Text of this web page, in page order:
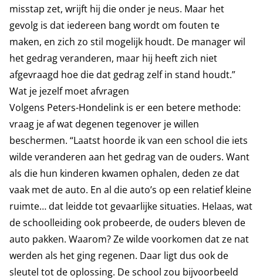
misstap zet, wrijft hij die onder je neus. Maar het
gevolg is dat iedereen bang wordt om fouten te
maken, en zich zo stil mogelijk houdt. De manager wil
het gedrag veranderen, maar hij heeft zich niet
afgevraagd hoe die dat gedrag zelf in stand houdt.”
Wat je jezelf moet afvragen
Volgens Peters-Hondelink is er een betere methode:
vraag je af wat degenen tegenover je willen
beschermen. “Laatst hoorde ik van een school die iets
wilde veranderen aan het gedrag van de ouders. Want
als die hun kinderen kwamen ophalen, deden ze dat
vaak met de auto. En al die auto’s op een relatief kleine
ruimte… dat leidde tot gevaarlijke situaties. Helaas, wat
de schoolleiding ook probeerde, de ouders bleven de
auto pakken. Waarom? Ze wilde voorkomen dat ze nat
werden als het ging regenen. Daar ligt dus ook de
sleutel tot de oplossing. De school zou bijvoorbeeld